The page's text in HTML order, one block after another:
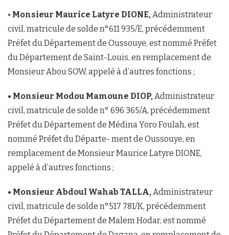
• Monsieur Maurice Latyre DIONE, Administrateur
civil, matricule de solde n°611 935/E, précédemment
Préfet du Département de Oussouye, est nommé Préfet
du Département de Saint-Louis, en remplacement de
Monsieur Abou SOW, appelé à d’autres fonctions ;
• Monsieur Modou Mamoune DIOP, Administrateur
civil, matricule de solde n° 696 365/A, précédemment
Préfet du Département de Médina Yoro Foulah, est
nommé Préfet du Départe- ment de Oussouye, en
remplacement de Monsieur Maurice Latyre DIONE,
appelé à d’autres fonctions ;
• Monsieur Abdoul Wahab TALLA, Administrateur
civil, matricule de solde n°517 781/K, précédemment
Préfet du Département de Malem Hodar, est nommé